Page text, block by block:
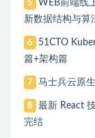
5
WEB前端线
新数据结构与算
6
51CTO
篇+架构篇
7 马士兵云原
8
最新 React
完结